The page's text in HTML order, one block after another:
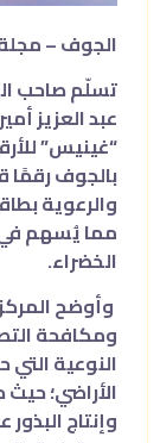
الجوف – مجلة
تسلّم صاحب
عبد العزيز
“غينيس”
بالجوف رقمًا
مما يُسهم في
الخضراء.
وأوضح المركز
ومكافحة
النوعية
الأراضي؛
وإنتاج